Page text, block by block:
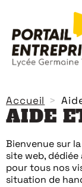
Accueil
AIDE
Bienvenue sur
site web,
pour tous nos
situation de